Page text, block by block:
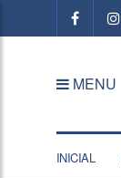
MENU
INICIAL